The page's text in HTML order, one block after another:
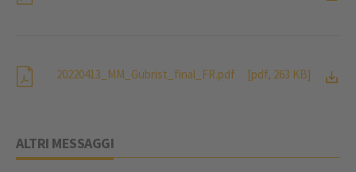
20220413_MM_Gubrist_final_FR.pdf [pdf, 263 KB]
ALTRI MESSAGGI